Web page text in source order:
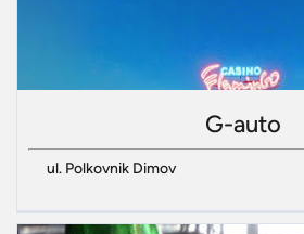
G-auto
ul. Polkovnik Dimov